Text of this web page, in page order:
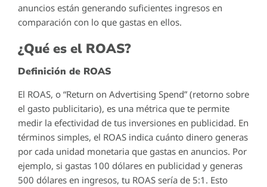
anuncios están generando suficientes ingresos en
comparación con lo que gastas en ellos.
¿Qué es el ROAS?
Definición de ROAS
El ROAS, o “Return on Advertising Spend” (retorno sobre
el gasto publicitario), es una métrica que te permite
medir la efectividad de tus inversiones en publicidad. En
términos simples, el ROAS indica cuánto dinero generas
por cada unidad monetaria que gastas en anuncios. Por
ejemplo, si gastas 100 dólares en publicidad y generas
500 dólares en ingresos, tu ROAS sería de 5:1. Esto